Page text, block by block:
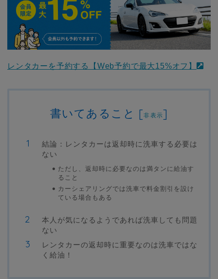
レンタカーを予約する【Web予約で最大15%オフ】
書いてあること [非表示]
結論：レンタカーは返却時に洗車する必要は
ない
ただし、返却時に必要なのは満タンに給油す
ること
カーシェアリングでは洗車で料金割引を設け
ている場合もある
本人が気になるようであれば洗車しても問題
ない
レンタカーの返却時に重要なのは洗車ではな
く給油！